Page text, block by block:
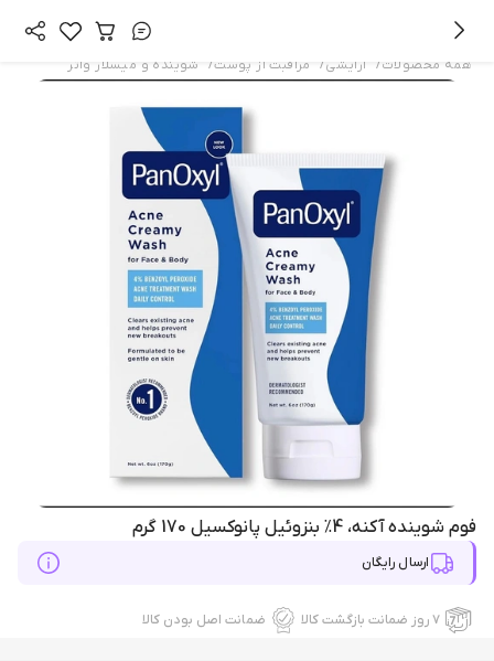
همه محصولات/ آرایشی/ مراقبت از پوست/ شوینده و میسلار واتر
فوم شوینده آکنه، 4٪ بنزوئیل پانوکسیل 170 گرم
ارسال رایگان
۷ روز ضمانت بازگشت کالا ضمانت اصل بودن کالا